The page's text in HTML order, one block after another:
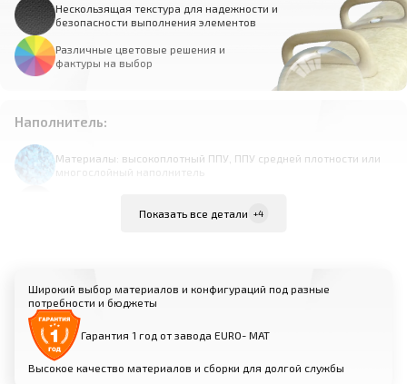
Нескользящая текстура для надежности и
безопасности выполнения элементов
Различные цветовые решения и
фактуры на выбор
Наполнитель:
Материалы: высокоплотный ППУ, ППУ средней плотности или
многослойный наполнитель
нагрузки на суставыПоказать все детали +4
Широкий выбор материалов и конфигураций под разные
потребности и бюджеты
Гарантия 1 год от завода EURO- МАТ
Высокое качество материалов и сборки для долгой службы